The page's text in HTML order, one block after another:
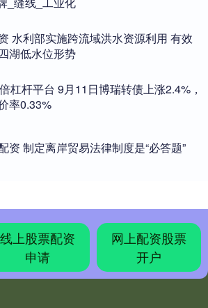
水利部实施跨流域洪水资源利用 有效
湖低水位形势
杠杆平台 9月11日博瑞转债上涨2.4%，
率0.33%
资 制定离岸贸易法律制度是“必答题”
线上股票配资
申请
网上配资股票
开户